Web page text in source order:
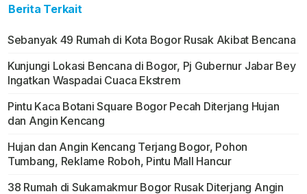
Berita Terkait
Sebanyak 49 Rumah di Kota Bogor Rusak Akibat Bencana
Kunjungi Lokasi Bencana di Bogor, Pj Gubernur Jabar Bey
Ingatkan Waspadai Cuaca Ekstrem
Pintu Kaca Botani Square Bogor Pecah Diterjang Hujan
dan Angin Kencang
Hujan dan Angin Kencang Terjang Bogor, Pohon
Tumbang, Reklame Roboh, Pintu Mall Hancur
38 Rumah di Sukamakmur Bogor Rusak Diterjang Angin